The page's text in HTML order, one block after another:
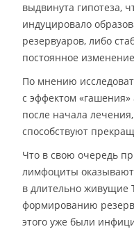
выдвинута гипотеза,
индуцировало
резервуаров, либо
постоянное
По мнению
с эффектом
после начала
способствуют
Что в свою очередь
лимфоциты
в длительно живущие
формированию
этого уже были